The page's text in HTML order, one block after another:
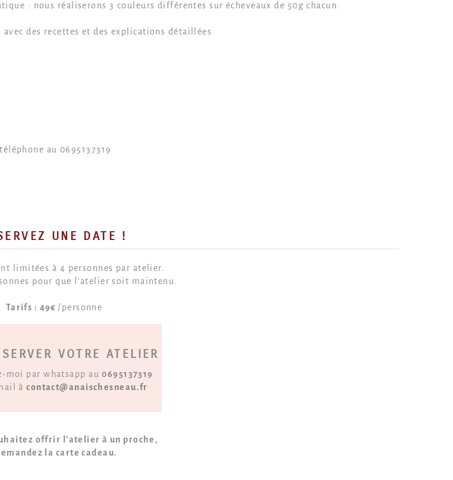
: nous réaliserons 3 couleurs différentes sur écheveaux de 50g chacun.
des recettes et des explications détaillées
au 0695137319
UNE DATE !
limitées à 4 personnes par atelier.
pour que l'atelier soit maintenu.
Tarifs : 49€ /personne
VOTRE ATELIER
moi par whatsapp au0695137319
àcontact@anaischesneau.fr
offrir l'atelier à un proche,
la carte cadeau.